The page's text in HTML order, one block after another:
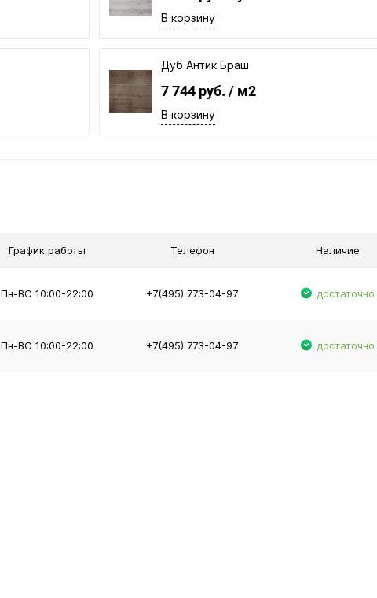
В корзину
Дуб Антик Браш
7 744 руб. / м2
В корзину
График работы Телефон Наличие
Пн-ВС 10:00-22:00 +7(495) 773-04-97 достаточно
Пн-ВС 10:00-22:00 +7(495) 773-04-97 достаточно